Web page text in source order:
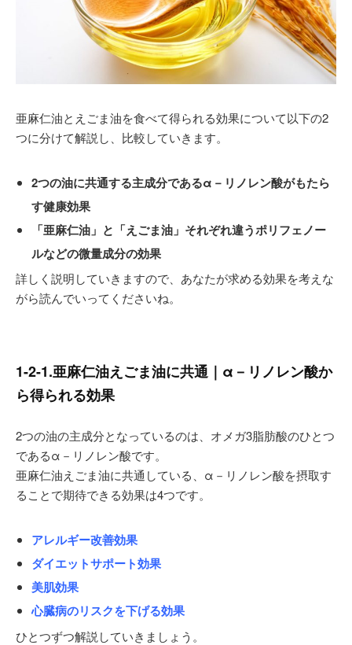
亜麻仁油とえごま油を食べて得られる効果について以下の2
つに分けて解説し、比較していきます。
2つの油に共通する主成分であるα－リノレン酸がもたら
す健康効果
「亜麻仁油」と「えごま油」それぞれ違うポリフェノー
ルなどの微量成分の効果
詳しく説明していきますので、あなたが求める効果を考えな
がら読んでいってくださいね。
1-2-1.亜麻仁油えごま油に共通｜α－リノレン酸か
ら得られる効果
2つの油の主成分となっているのは、オメガ3脂肪酸のひとつ
であるα－リノレン酸です。
亜麻仁油えごま油に共通している、α－リノレン酸を摂取す
ることで期待できる効果は4つです。
アレルギー改善効果
ダイエットサポート効果
美肌効果
心臓病のリスクを下げる効果
ひとつずつ解説していきましょう。